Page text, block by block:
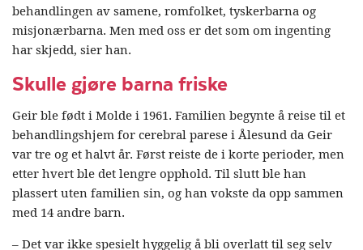
behandlingen av samene, romfolket, tyskerbarna og
misjonærbarna. Men med oss er det som om ingenting
har skjedd, sier han.
Skulle gjøre barna friske
Geir ble født i Molde i 1961. Familien begynte å reise til et
behandlingshjem for cerebral parese i Ålesund da Geir
var tre og et halvt år. Først reiste de i korte perioder, men
etter hvert ble det lengre opphold. Til slutt ble han
plassert uten familien sin, og han vokste da opp sammen
med 14 andre barn.
– Det var ikke spesielt hyggelig å bli overlatt til seg selv